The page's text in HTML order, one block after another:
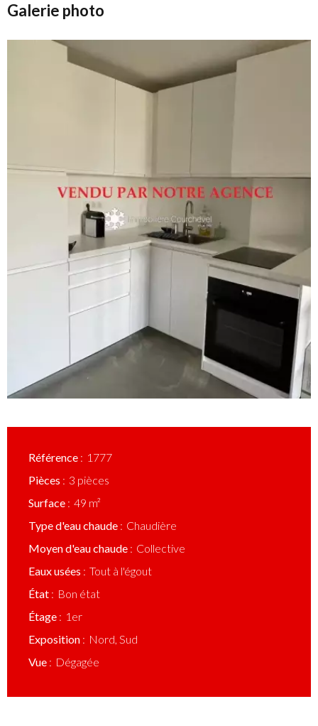
Galerie photo
Référence
1777
Pièces
3 pièces
Surface
49 m²
Type d'eau chaude
Chaudière
Moyen d'eau chaude
Collective
Eaux usées
Tout à l'égout
État
Bon état
Étage
1er
Exposition
Nord, Sud
Vue
Dégagée